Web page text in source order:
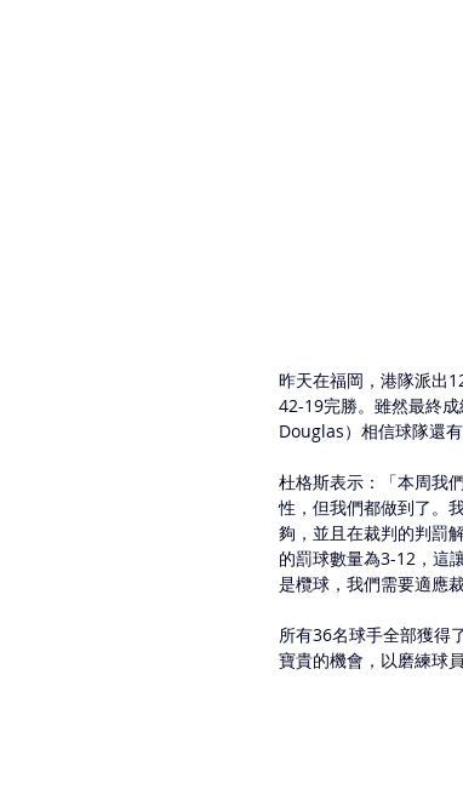
昨天在福岡，港隊派出
42-19完勝。雖然最終
Douglas）相信球隊還有
杜格斯表示：「本周我
性，但我們都做到了。
夠，並且在裁判的判罰
的罰球數量為3-12，這
是欖球，我們需要適應
所有36名球手全部獲得
寶貴的機會，以磨練球